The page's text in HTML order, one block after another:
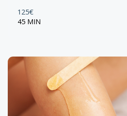
125€
45 MIN